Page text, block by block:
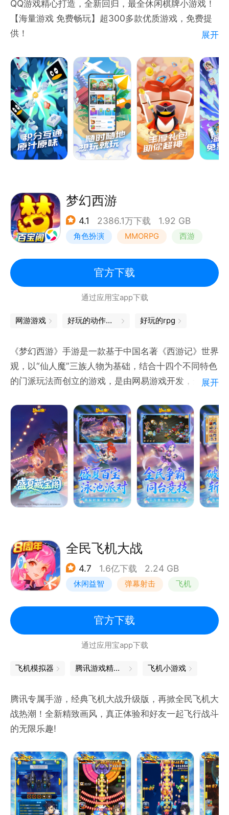
QQ游戏精心打造，全新回归，最全休闲棋牌小游戏！
【海量游戏 免费畅玩】超300多款优质游戏，免费提
供！
戏，原汁原味好玩的停不下来！
【无需下载 即点即玩】无需等待下载，不占内存，随
时随地想玩就玩！
【休闲游戏 轻快体验】轻休闲游戏，让玩家轻松畅玩
其中，百玩不厌！
【丰厚礼包 助你超神】Q币/蓝钻/视频会员/多种游戏
礼包，周周免费领！
展开
梦幻西游
4.1 2386.1万下载 1.92 GB
角色扮演 MMORPG 西游
官方下载
通过应用宝app下载
网游游戏 好玩的动作手游 好玩的rpg
《梦幻西游》手游是一款基于中国名著《西游记》世界
观，以“仙人魔”三族人物为基础，结合十四个不同特色
的门派玩法而创立的游戏，是由网易游戏开发，全球超
【玩家好评】
最受欢迎的国风游戏之一，画面精美，音效逼真，玩法
丰富多样。角色门派自由选择，提升实力参与比赛，奖
励多多奖品丰厚，增强社交和团队合作能力。
游戏爱好者不能错过的手游佳作，游戏玩法简单有趣，
国风手游，传承经典，与游戏好友探索三界玩法，节日
活动奖励丰厚，日常任务轻松开启，热血赛事丰厚奖
展开
全民飞机大战
4.7 1.6亿下载 2.24 GB
休闲益智 弹幕射击 飞机
官方下载
通过应用宝app下载
飞机模拟器 腾讯游戏精品汇聚，让你畅玩不停 飞机小游戏
腾讯专属手游，经典飞机大战升级版，再掀全民飞机大
战热潮！全新精致画风，真正体验和好友一起飞行战斗
的无限乐趣!